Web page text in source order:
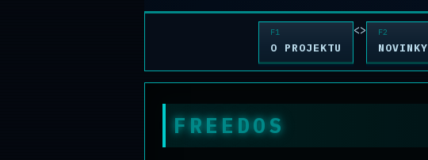
O PROJEKTU
<>
NOVINKY
FREEDOS